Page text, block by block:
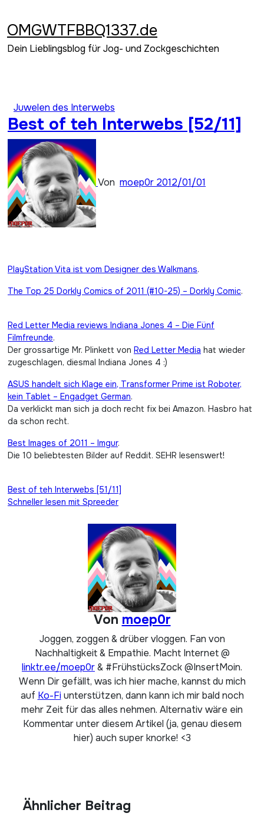
springen
OMGWTFBBQ1337.de
Dein Lieblingsblog für Jog- und Zockgeschichten
Juwelen des Interwebs
Best of teh Interwebs [52/11]
Von moep0r 2012/01/01
PlayStation Vita ist vom Designer des Walkmans.
The Top 25 Dorkly Comics of 2011 (#10-25) – Dorkly Comic.
Red Letter Media reviews Indiana Jones 4 – Die Fünf
Filmfreunde.
Der grossartige Mr. Plinkett von Red Letter Media hat wieder
zugeschlagen, diesmal Indiana Jones 4 :)
ASUS handelt sich Klage ein, Transformer Prime ist Roboter,
kein Tablet – Engadget German.
Da verklickt man sich ja doch recht fix bei Amazon. Hasbro hat
da schon recht.
Best Images of 2011 – Imgur.
Die 10 beliebtesten Bilder auf Reddit. SEHR lesenswert!
Beitragsnavigation
Best of teh Interwebs [51/11]
Schneller lesen mit Spreeder
Von moep0r
Joggen, zoggen & drüber vloggen. Fan von
Nachhaltigkeit & Empathie. Macht Internet @
linktr.ee/moep0r& #FrühstücksZock @InsertMoin.
Wenn Dir gefällt, was ich hier mache, kannst du mich
auf Ko-Fiunterstützen, dann kann ich mir bald noch
mehr Zeit für das alles nehmen. Alternativ wäre ein
Kommentar unter diesem Artikel (ja, genau diesem
hier) auch super knorke! <3
Ähnlicher Beitrag